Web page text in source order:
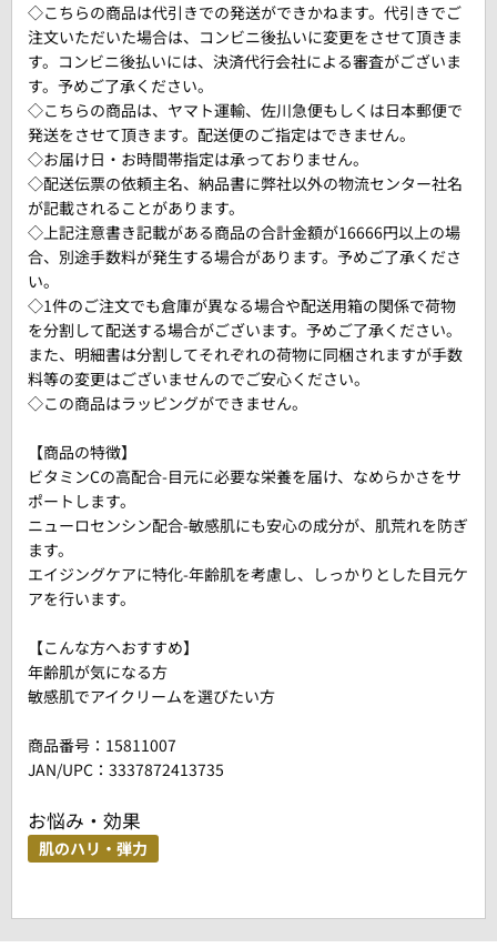
◇こちらの商品は代引きでの発送ができかねます。代引きでご
注文いただいた場合は、コンビニ後払いに変更をさせて頂きま
す。コンビニ後払いには、決済代行会社による審査がございま
す。予めご了承ください。
◇こちらの商品は、ヤマト運輸、佐川急便もしくは日本郵便で
発送をさせて頂きます。配送便のご指定はできません。
◇お届け日・お時間帯指定は承っておりません。
◇配送伝票の依頼主名、納品書に弊社以外の物流センター社名
が記載されることがあります。
◇上記注意書き記載がある商品の合計金額が16666円以上の場
合、別途手数料が発生する場合があります。予めご了承くださ
い。
◇1件のご注文でも倉庫が異なる場合や配送用箱の関係で荷物
を分割して配送する場合がございます。予めご了承ください。
また、明細書は分割してそれぞれの荷物に同梱されますが手数
料等の変更はございませんのでご安心ください。
◇この商品はラッピングができません。
【商品の特徴】
ビタミンCの高配合-目元に必要な栄養を届け、なめらかさをサ
ポートします。
ニューロセンシン配合-敏感肌にも安心の成分が、肌荒れを防ぎ
ます。
エイジングケアに特化-年齢肌を考慮し、しっかりとした目元ケ
アを行います。
【こんな方へおすすめ】
年齢肌が気になる方
敏感肌でアイクリームを選びたい方
商品番号： 15811007
JAN/UPC：3337872413735
お悩み・効果
肌のハリ・弾力